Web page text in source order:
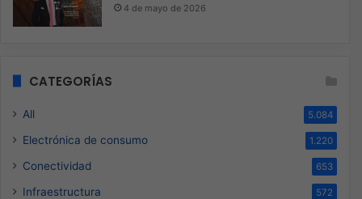
4 de mayo de 2026
CATEGORÍAS
All 5.084
Electrónica de consumo 1.220
Conectividad 653
Infraestructura 572